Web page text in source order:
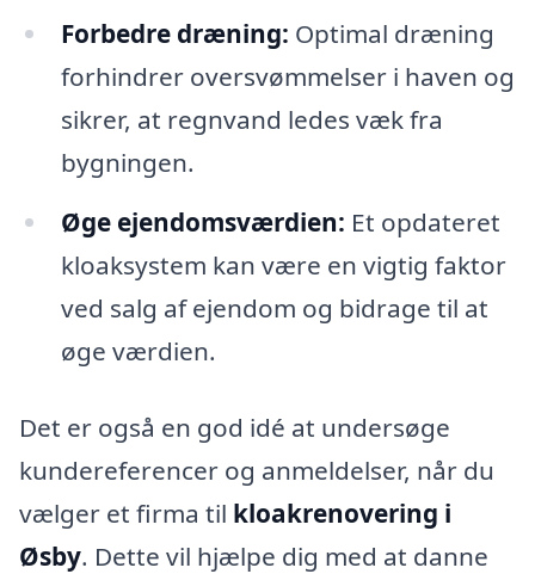
Forbedre dræning: Optimal dræning
forhindrer oversvømmelser i haven og
sikrer, at regnvand ledes væk fra
bygningen.
Øge ejendomsværdien: Et opdateret
kloaksystem kan være en vigtig faktor
ved salg af ejendom og bidrage til at
øge værdien.
Det er også en god idé at undersøge
kundereferencer og anmeldelser, når du
vælger et firma til kloakrenovering i
Øsby. Dette vil hjælpe dig med at danne